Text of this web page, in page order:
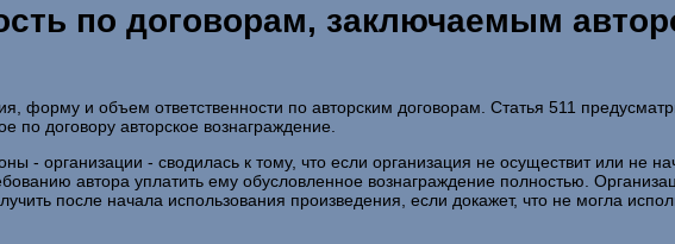
по договорам, заключаемым
форму и объем ответственности по авторским договорам. Статья 511
по договору авторское вознаграждение.
- организации - сводилась к тому, что если организация не осуществит или не
автора уплатить ему обусловленное вознаграждение полностью.
после начала использования произведения, если докажет, что не могла